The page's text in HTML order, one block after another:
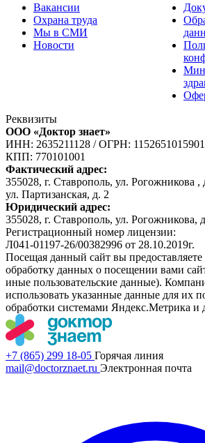
Вакансии
Охрана труда
Мы в СМИ
Новости
Реквизиты
ООО «Доктор знает»
ИНН: 2635211128 /ОГРН: 1152651015901
КПП: 770101001
Фактический адрес:
355028, г. Ставрополь, ул. Рогожникова ,
ул. Партизанская, д. 2
Юридический адрес:
355028, г. Ставрополь, ул. Рогожникова,
Регистрационный номер лицензии:
Л041-01197-26/00382996 от 28.10.2019г.
Посещая данный сайт вы предоставляете
обработку данных о посещении вами
иные пользовательские данные).
использовать указанные данные для их
обработки системами Яндекс.Метрика и
+7 (865) 299 18-05 Горячая линия
mail@doctorznaet.ru Электронная почта